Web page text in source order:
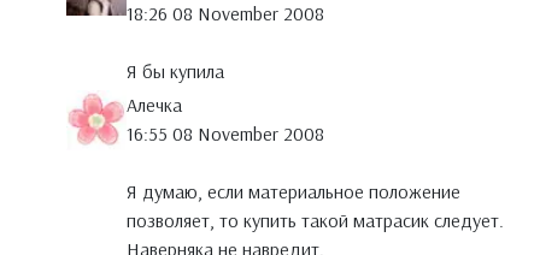
18:26 08 November 2008
Я бы купила
Алечка
16:55 08 November 2008
Я думаю, если материальное положение
позволяет, то купить такой матрасик следует.
Наверняка не навредит.